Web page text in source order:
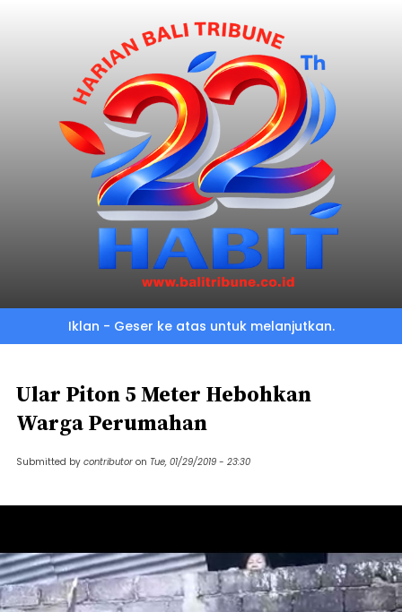
Iklan - Geser ke atas untuk melanjutkan.
Ular Piton 5 Meter Hebohkan
Warga Perumahan
Submitted by contributor on Tue, 01/29/2019 - 23:30